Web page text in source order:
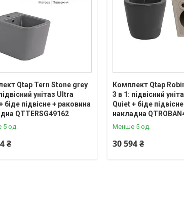
Qtap Tern Stone grey
унітаз Ultra
біде підвісне + раковина
QTTERSG49162
5 од.
₴
Комплект Qtap
3 в 1: підвісний
Quiet + біде
накладна
Менше 5 од.
30 594 ₴